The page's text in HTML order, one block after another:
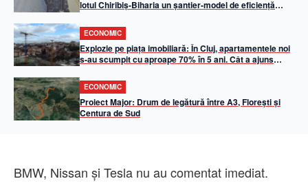
lotul Chiribiș-Biharia un șantier-model de eficiență
ECONOMIC
Explozie pe piața imobiliară: În Cluj, apartamentele noi
s-au scumpit cu aproape 70% în 5 ani. Cât a ajuns
ECONOMIC
Proiect Major: Drum de legătură între A3, Florești și
Centura de Sud
BMW, Nissan şi Tesla nu au comentat imediat.